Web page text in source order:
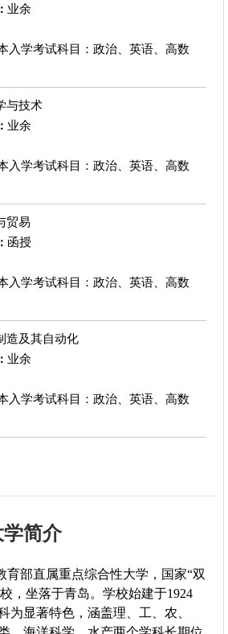
业余
入学考试科目：政治、英语、高数
与技术
业余
入学考试科目：政治、英语、高数
贸易
函授
入学考试科目：政治、英语、高数
造及其自动化
业余
入学考试科目：政治、英语、高数
简介
部直属重点综合性大学，国家“双
，坐落于青岛。学校始建于1924
为显著特色，涵盖理、工、农、